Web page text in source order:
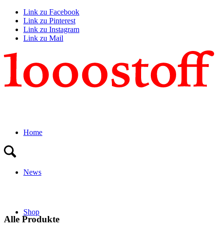
Link zu Facebook
Link zu Pinterest
Link zu Instagram
Link zu Mail
Home
News
Shop
Alle Produkte